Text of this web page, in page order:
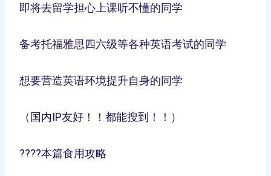
即将去留学担心上课听不懂的同学
备考托福雅思四六级等各种英语考试的同学
想要营造英语环境提升自身的同学
（国内IP友好！！都能搜到！！）
????本篇食用攻略